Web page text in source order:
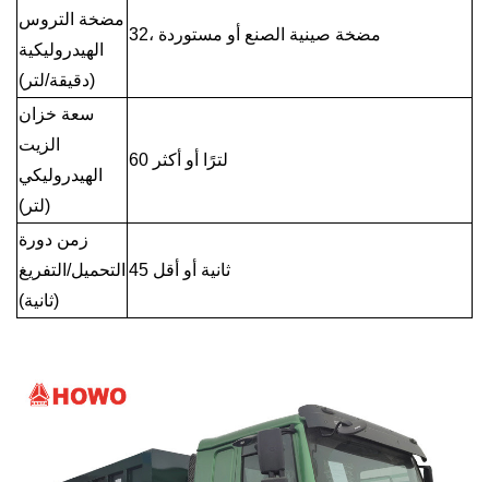
مضخة التروس
الهيدروليكية
(دقيقة/لتر)
32، مضخة صينية الصنع أو مستوردة
سعة خزان
الزيت
الهيدروليكي
(لتر)
60 لترًا أو أكثر
زمن دورة
التحميل/التفريغ
(ثانية)
45 ثانية أو أقل